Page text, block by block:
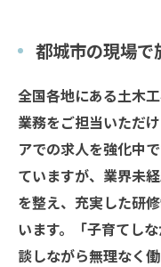
都城市の現場で
全国各地にある土木
業務をご担当いただ
アでの求人を強化中
ていますが、業界未
を整え、充実した研
います。「子育てし
談しながら無理なく